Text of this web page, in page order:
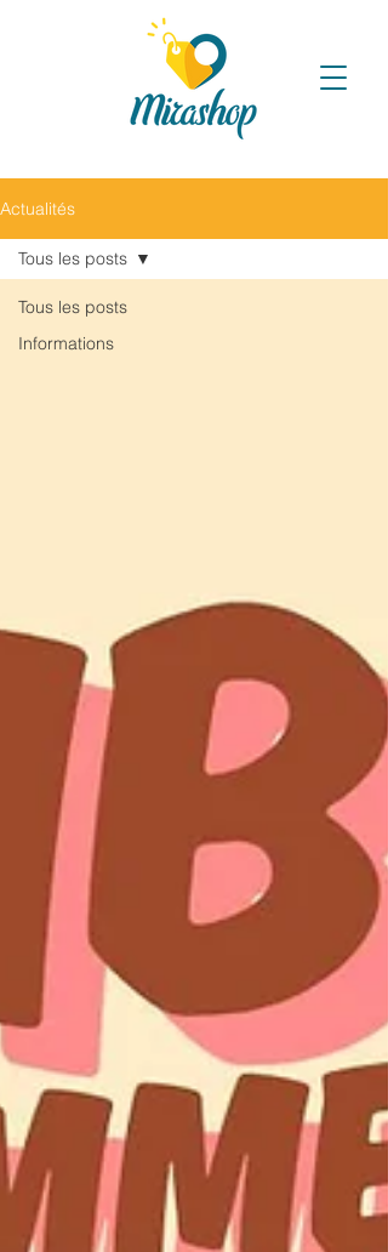
Actualités
Tous les posts
Informations
Tous les posts